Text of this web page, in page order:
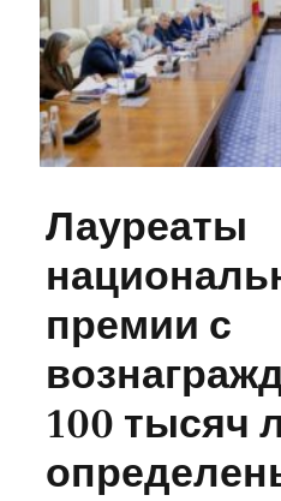
Лауреаты
премии с
100 тысяч